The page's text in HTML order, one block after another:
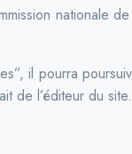
nationale
il pourra
de l’éditeur du site.